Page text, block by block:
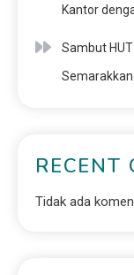
Kantor
Sambut
RECENT
Tidak ada